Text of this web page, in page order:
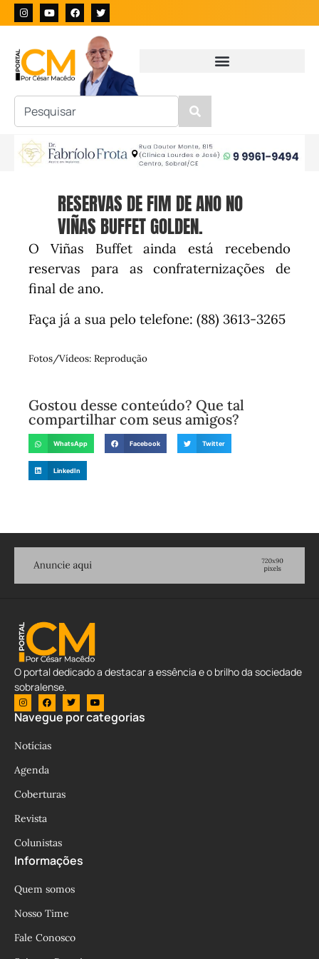
RESERVAS DE FIM DE ANO NO
VIÑAS BUFFET GOLDEN.
O Viñas Buffet ainda está recebendo
reservas para as confraternizações de
final de ano.
Faça já a sua pelo telefone: (88) 3613-3265
Fotos/Vídeos: Reprodução
Gostou desse conteúdo? Que tal
compartilhar com seus amigos?
WhatsApp Facebook Twitter
LinkedIn
O portal dedicado a destacar a essência e o brilho da sociedade
sobralense.
Navegue por categorias
Notícias
Agenda
Coberturas
Revista
Colunistas
Informações
Quem somos
Nosso Time
Fale Conosco